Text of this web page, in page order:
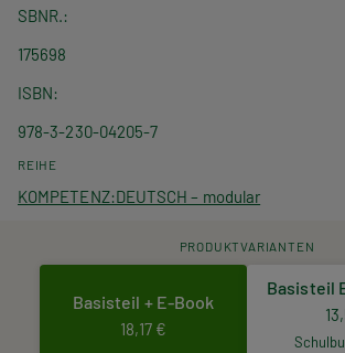
SBNR.
175698
ISBN
978-3-230-04205-7
REIHE
KOMPETENZ:DEUTSCH – modular
PRODUKTVARIANTEN
Basisteil + E-Book
18,17 €
Basisteil